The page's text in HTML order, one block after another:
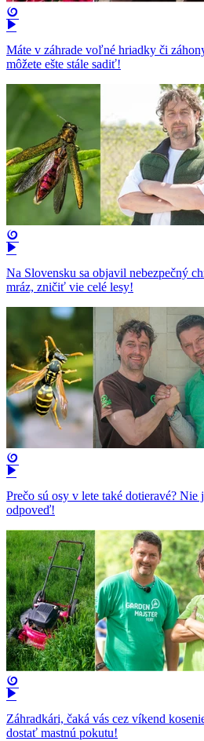
Máte v záhrade voľné hriadky či
môžete ešte stále sadiť!
Na Slovensku sa objavil nebezpečný
mráz, zničiť vie celé lesy!
Prečo sú osy v lete také dotieravé? Nie
odpoveď!
Záhradkári, čaká vás cez víkend
dostať mastnú pokutu!